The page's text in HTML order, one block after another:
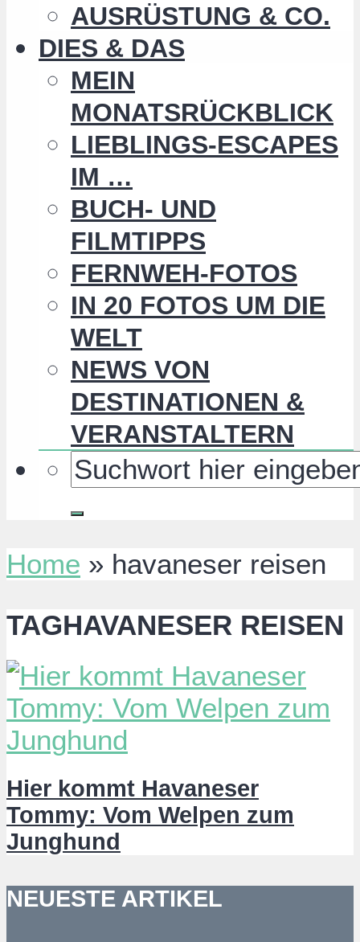
AUSRÜSTUNG & CO.
DIES & DAS
MEIN
MONATSRÜCKBLICK
LIEBLINGS-ESCAPES
IM …
BUCH- UND
FILMTIPPS
FERNWEH-FOTOS
IN 20 FOTOS UM DIE
WELT
NEWS VON
DESTINATIONEN &
VERANSTALTERN
Home » havaneser reisen
TAGHAVANESER REISEN
Hier kommt Havaneser
Tommy: Vom Welpen zum
Junghund
NEUESTE ARTIKEL